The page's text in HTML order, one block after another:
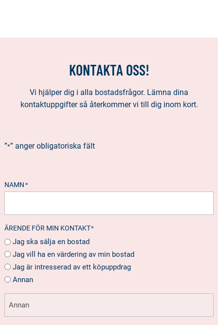
KONTAKTA OSS!
Vi hjälper dig i alla bostadsfrågor. Lämna dina
kontaktuppgifter så återkommer vi till dig inom kort.
”*” anger obligatoriska fält
NAMN *
ÄRENDE FÖR MIN KONTAKT*
Jag ska sälja en bostad
Jag vill ha en värdering av min bostad
Jag är intresserad av ett köpuppdrag
Annan